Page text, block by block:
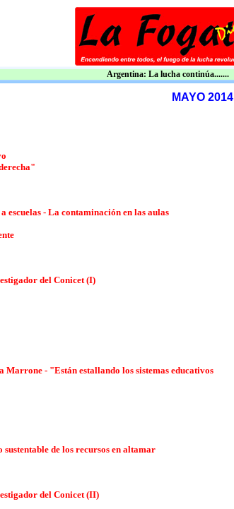
Argentina: La lucha continúa.......
MAYO 2014
escuelas - La contaminación en las aulas
del Conicet (I)
- "Están estallando los sistemas educativos
de los recursos en altamar
del Conicet (II)